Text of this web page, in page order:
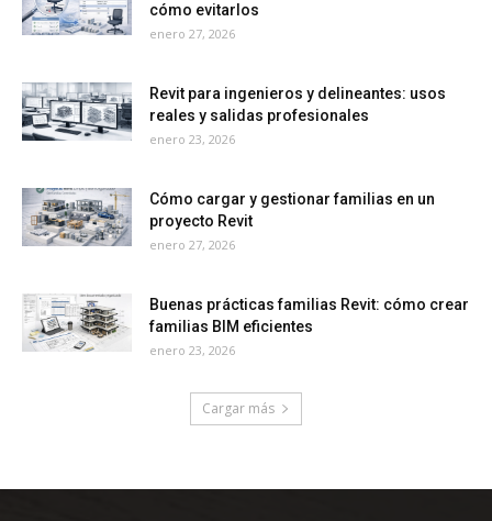
cómo evitarlos
enero 27, 2026
Revit para ingenieros y delineantes: usos
reales y salidas profesionales
enero 23, 2026
Cómo cargar y gestionar familias en un
proyecto Revit
enero 27, 2026
Buenas prácticas familias Revit: cómo crear
familias BIM eficientes
enero 23, 2026
Cargar más